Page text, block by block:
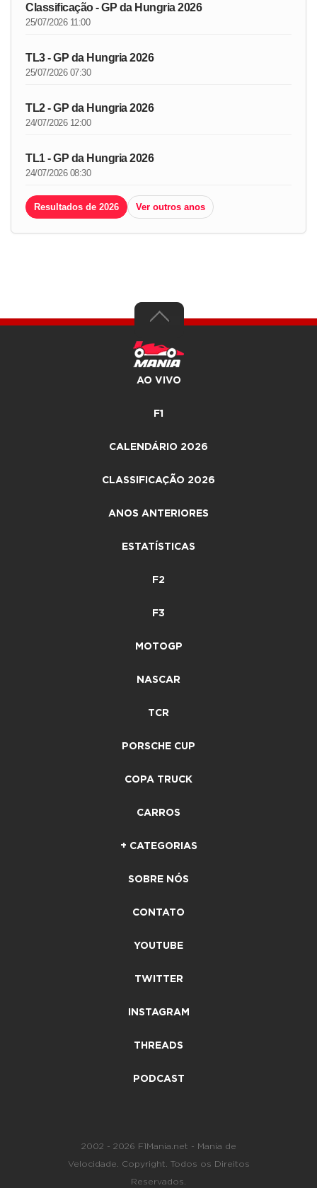
Classificação - GP da Hungria 2026
25/07/2026 11:00
TL3 - GP da Hungria 2026
25/07/2026 07:30
TL2 - GP da Hungria 2026
24/07/2026 12:00
TL1 - GP da Hungria 2026
24/07/2026 08:30
Resultados de 2026 Ver outros anos
AO VIVO
F1
CALENDÁRIO 2026
CLASSIFICAÇÃO 2026
ANOS ANTERIORES
ESTATÍSTICAS
F2
F3
MOTOGP
NASCAR
TCR
PORSCHE CUP
COPA TRUCK
CARROS
+ CATEGORIAS
SOBRE NÓS
CONTATO
YOUTUBE
TWITTER
INSTAGRAM
THREADS
PODCAST
2002 - 2026 F1Mania.net - Mania de
Velocidade. Copyright. Todos os Direitos
Reservados.